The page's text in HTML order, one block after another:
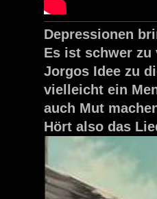
Depressionen
Es ist schwer zu
Jorgos Idee zu
vielleicht ein
auch Mut
Hört also das